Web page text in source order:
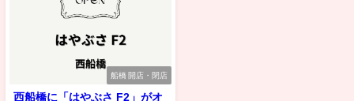
船橋 開店・閉店
西船橋に「はやぶさ F2」がオ